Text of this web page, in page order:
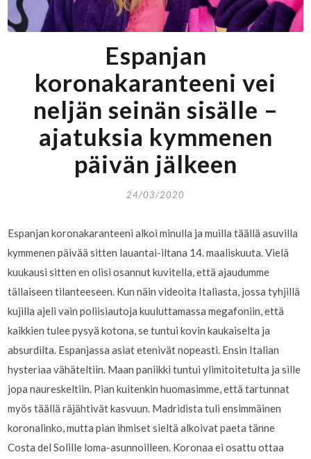
Espanjan
koronakaranteeni vei
neljän seinän sisälle –
ajatuksia kymmenen
päivän jälkeen
24/03/2020
Espanjan koronakaranteeni alkoi minulla ja muilla täällä asuvilla
kymmenen päivää sitten lauantai-iltana 14. maaliskuuta. Vielä
kuukausi sitten en olisi osannut kuvitella, että ajaudumme
tällaiseen tilanteeseen. Kun näin videoita Italiasta, jossa tyhjillä
kujilla ajeli vain poliisiautoja kuuluttamassa megafoniin, että
kaikkien tulee pysyä kotona, se tuntui kovin kaukaiselta ja
absurdilta. Espanjassa asiat etenivät nopeasti. Ensin Italian
hysteriaa vähäteltiin. Maan paniikki tuntui ylimitoitetulta ja sille
jopa naureskeltiin. Pian kuitenkin huomasimme, että tartunnat
myös täällä räjähtivät kasvuun. Madridista tuli ensimmäinen
koronalinko, mutta pian ihmiset sieltä alkoivat paeta tänne
Costa del Solille loma-asunnoilleen. Koronaa ei osattu ottaa